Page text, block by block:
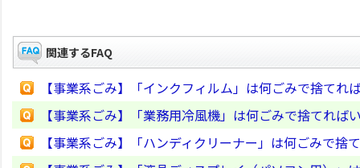
関連するFAQ
【事業系ごみ】「インクフィルム」は何ごみで捨てれ
【事業系ごみ】「業務用冷風機」は何ごみで捨てれば
【事業系ごみ】「ハンディクリーナー」は何ごみで捨